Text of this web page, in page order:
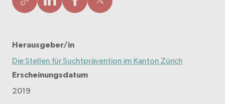
Herausgeber/in
Die Stellen für Suchtprävention im Kanton Zürich
Erscheinungsdatum
2019